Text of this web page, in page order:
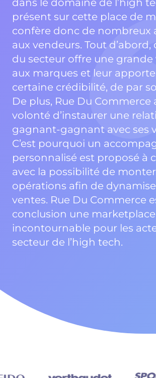
dans le domaine de l’high
présent sur cette place de
confère donc de nombreux
aux vendeurs. Tout d’abord,
du secteur offre une grande
aux marques et leur
certaine crédibilité, de par
De plus, Rue Du Commerce
volonté d’instaurer une
gagnant-gagnant avec ses
C’est pourquoi un
personnalisé est proposé à
avec la possibilité de
opérations afin de
ventes. Rue Du Commerce
conclusion une marketplace
incontournable pour les
secteur de l’high tech.